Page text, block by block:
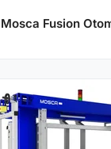
Mosca Fusion